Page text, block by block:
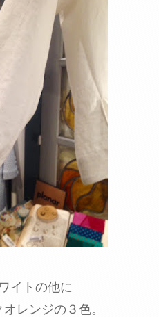
イトの他に
レンジの３色。